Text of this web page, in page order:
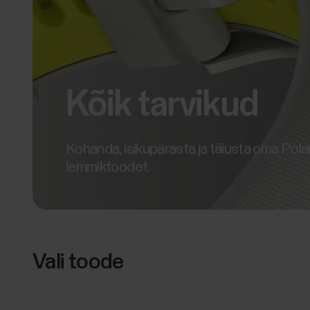
Kõik tarvikud
Kohanda, isikupärasta ja täiusta oma
lemmiktoodet.
Vali toode